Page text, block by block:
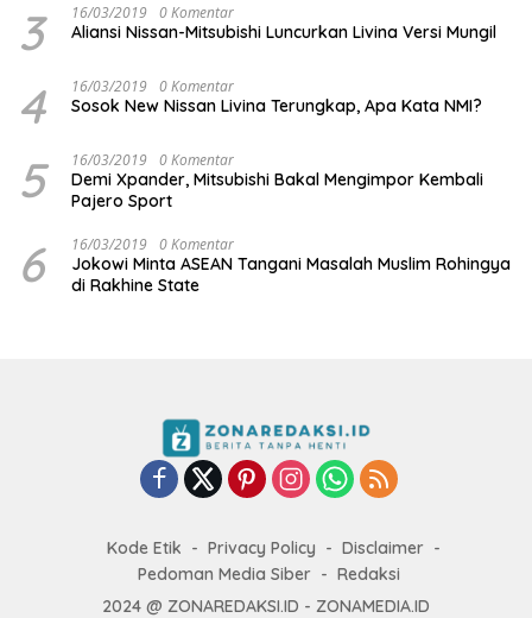
3 16/03/2019 0 Komentar
Aliansi Nissan-Mitsubishi Luncurkan Livina Versi Mungil
4 16/03/2019 0 Komentar
Sosok New Nissan Livina Terungkap, Apa Kata NMI?
5 16/03/2019 0 Komentar
Demi Xpander, Mitsubishi Bakal Mengimpor Kembali
Pajero Sport
6 16/03/2019 0 Komentar
Jokowi Minta ASEAN Tangani Masalah Muslim Rohingya
di Rakhine State
Kode Etik Privacy Policy
Disclaimer
Pedoman Media Siber
Redaksi
2024 @ ZONAREDAKSI.ID - ZONAMEDIA.ID